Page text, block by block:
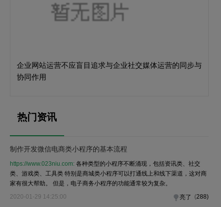
企业网站运营不应盲目追求与企业社交媒体运营的同步与
协同作用
热门资讯
制作开发微信电商类小程序的基本流程
https://www.023niu.com: 各种类型的小程序不断涌现，包括资讯类、社交
类、游戏类、工具类 特别是商城类小程序可以打通线上和线下渠道，这对商
家有很大帮助。 但是，电子商务小程序的功能通常较为复杂。
2020-01-29 14:25:00
)
288
(
亮了